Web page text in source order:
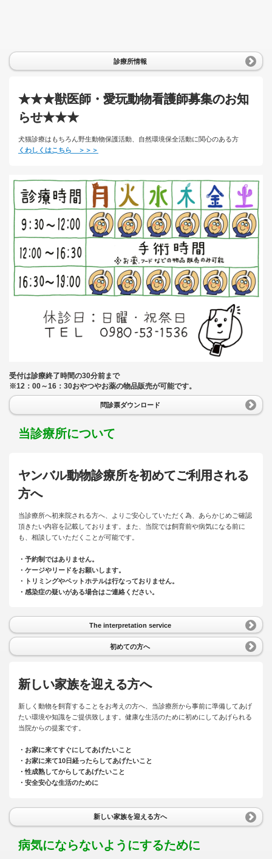
診療所情報
★★★獣医師・愛玩動物看護師募集のお知
らせ★★★
犬猫診療はもちろん野生動物保護活動、自然環境保全活動に関心のある方
くわしくはこちら ＞＞＞
受付は診療終了時間の30分前まで
※12：00～16：30おやつやお薬の物品販売が可能です。
問診票ダウンロード
当診療所について
ヤンバル動物診療所を初めてご利用される
方へ
当診療所へ初来院される方へ、よりご安心していただく為、あらかじめご確認
頂きたい内容を記載しております。また、当院では飼育前や病気になる前に
も、相談していただくことが可能です。
・予約制ではありません。
・ケージやリードをお願いします。
・トリミングやペットホテルは行なっておりません。
・感染症の疑いがある場合はご連絡ください。
The interpretation service
初めての方へ
新しい家族を迎える方へ
新しく動物を飼育することをお考えの方へ、当診療所から事前に準備してあげ
たい環境や知識をご提供致します。健康な生活のために初めにしてあげられる
当院からの提案です。
・お家に来てすぐにしてあげたいこと
・お家に来て10日経ったらしてあげたいこと
・性成熟してからしてあげたいこと
・安全安心な生活のために
新しい家族を迎える方へ
病気にならないようにするために